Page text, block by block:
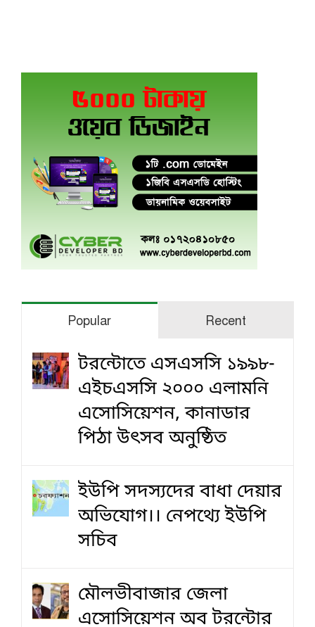
Popular Recent
টরন্টোতে এসএসসি ১৯৯৮-
এইচএসসি ২০০০ এলামনি
এসোসিয়েশন, কানাডার
পিঠা উৎসব অনুষ্ঠিত
ইউপি সদস্যদের বাধা দেয়ার
অভিযোগ।। নেপথ্যে ইউপি
সচিব
মৌলভীবাজার জেলা
এসোসিয়েশন অব টরন্টোর